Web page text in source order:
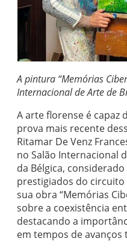
A pintura “Memórias
Internacional de Arte de
A arte florense é capaz
prova mais recente
Ritamar De Venz
no Salão Internacional
da Bélgica,
prestigiados do
sua obra “Memórias
sobre a coexistência
destacando a
em tempos de avanços